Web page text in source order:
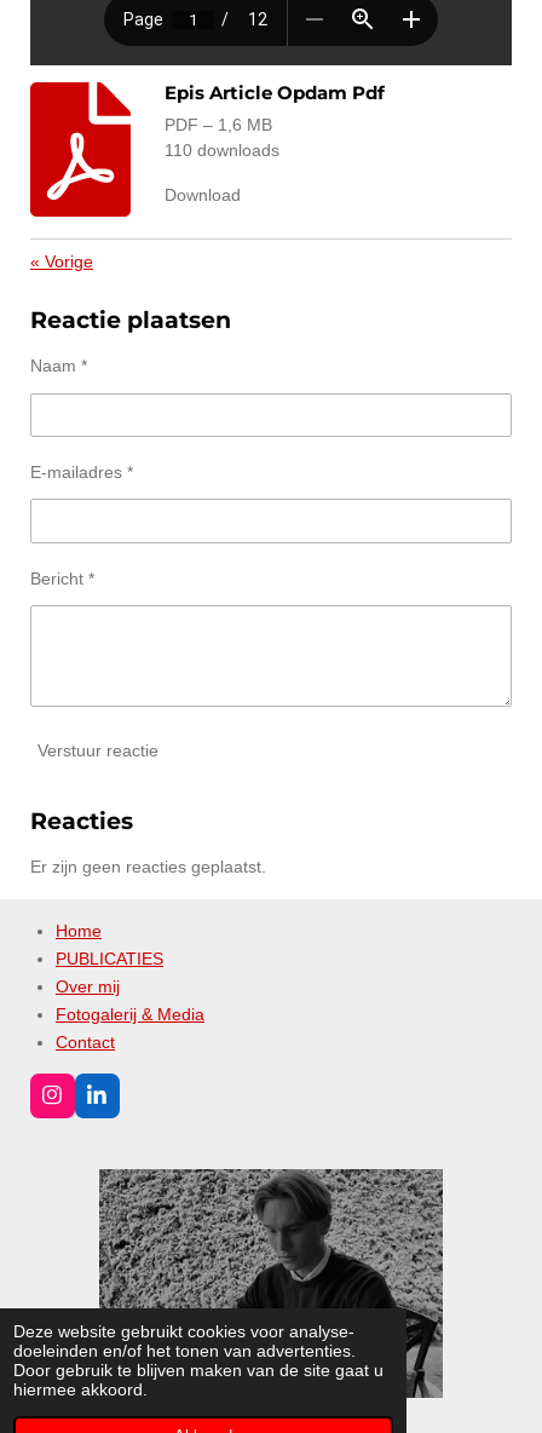
Deze website gebruikt cookies voor analyse-
doeleinden en/of het tonen van advertenties.
Door gebruik te blijven maken van de site gaat u
hiermee akkoord.
Epis Article Opdam Pdf
PDF – 1,6 MB
110 downloads
Download
« Vorige
Reactie plaatsen
Naam *
E-mailadres *
Bericht *
Verstuur reactie
Reacties
Er zijn geen reacties geplaatst.
Home
PUBLICATIES
Over mij
Fotogalerij & Media
Contact
I
n
L
i
e
d
I
n